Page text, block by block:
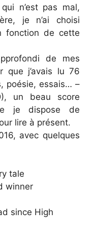
n’est pas mal,
je n’ai choisi
fonction de cette
de mes
que j’avais lu 76
poésie, essais… –
un beau score
je dispose de
lire à présent.
avec quelques
tale
winner
since High